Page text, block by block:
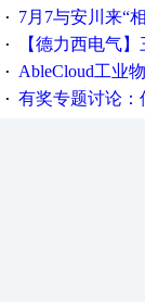
· 7月7与安川来“
· 【德力西电气】三
· AbleCloud工业物联
· 有奖专题讨论：伺服选择